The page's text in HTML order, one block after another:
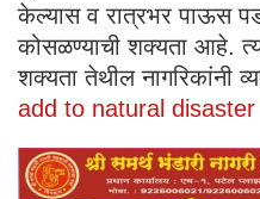
केल्यास व रात्रभर पाऊस
कोसळण्याची शक्यता आहे.
शक्यता तेथील नागरिकांनी
add to natural disaster